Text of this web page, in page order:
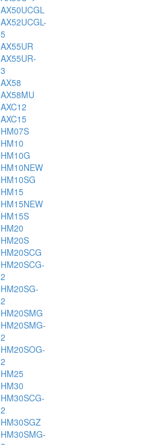
AX50UCGL
AX52UCGL-
5
AX55UR
AX55UR-
3
AX58
AX58MU
AXC12
AXC15
HM07S
HM10
HM10G
HM10NEW
HM10SG
HM15
HM15NEW
HM15S
HM20
HM20S
HM20SCG
HM20SCG-
2
HM20SG-
2
HM20SMG
HM20SMG-
2
HM20SOG-
2
HM25
HM30
HM30SCG-
2
HM30SGZ
HM30SMG-